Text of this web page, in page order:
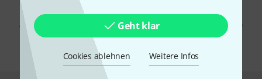
Geht klar
Cookies ablehnen Weitere Infos
Mit Klick auf „Jetzt anmelden“ stimmen Sie dem Erhalt von E-Mail-
Werbung und einer Messung des E-Mail-Nutzungsverhaltens zu. Die
Abmeldung ist jederzeit möglich. Weitere Informationen finden Sie in
* Pflichtfeld